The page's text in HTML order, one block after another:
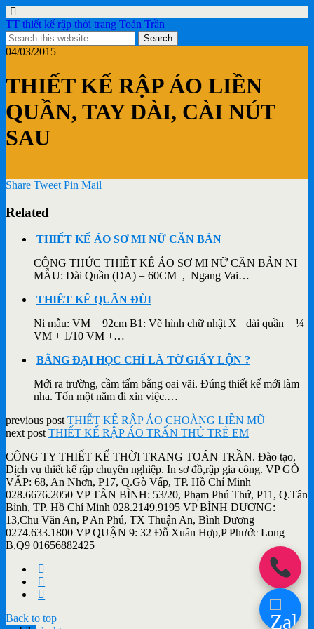
TT thiết kế rập thời trang Toán Trần
04/03/2015
THIẾT KẾ RẬP ÁO LIỀN
QUẦN, TAY DÀI, CÀI NÚT
SAU
Share Tweet Pin Mail
Related
THIẾT KẾ ÁO SƠ MI NỮ CĂN BẢN
CÔNG THỨC THIẾT KẾ ÁO SƠ MI NỮ CĂN BẢN NI
MẪU: Dài Quần (DA) = 60CM , Ngang Vai…
THIẾT KẾ QUẦN ĐÙI
Ni mẫu: VM = 92cm B1: Vẽ hình chữ nhật X= dài quần = ¼
VM + 1/10 VM +…
BẰNG ĐẠI HỌC CHỈ LÀ TỜ GIẤY LỘN ?
Mới ra trường, cầm tấm bằng oai vãi. Đúng thiết kế mới làm
nha. Tốn một năm đi xin việc.…
previous post THIẾT KẾ RẬP ÁO CHOÀNG LIỀN MŨ
next post THIẾT KẾ RẬP ÁO TRẤN THỦ TRẺ EM
CÔNG TY THIẾT KẾ THỜI TRANG TOÁN TRẦN. Đào tạo,
Dịch vụ thiết kế rập chuyên nghiệp. In sơ đồ,rập gia công. VP GÒ
VẤP: 68, An Nhơn, P17, Q.Gò Vấp, TP. Hồ Chí Minh
028.6676.2050 VP TÂN BÌNH: 53/20, Phạm Phú Thứ, P11, Q.Tân
Bình, TP. Hồ Chí Minh 028.2149.9195 VP BÌNH DƯƠNG:
13,Chu Văn An, P An Phú, TX Thuận An, Bình Dương
0274.633.1800 VP QUẬN 9: 32 Đỗ Xuân Hợp,P Phước Long
B,Q9 01656882425
Back to top